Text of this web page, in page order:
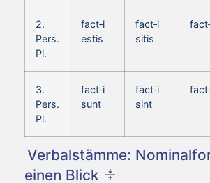
2.
Pers.
Pl.
fact‑i
estis
fact‑i
sitis
3.
Pers.
Pl.
fact‑i
sunt
fact‑i
sint
Verbalstämme:
einen Blick